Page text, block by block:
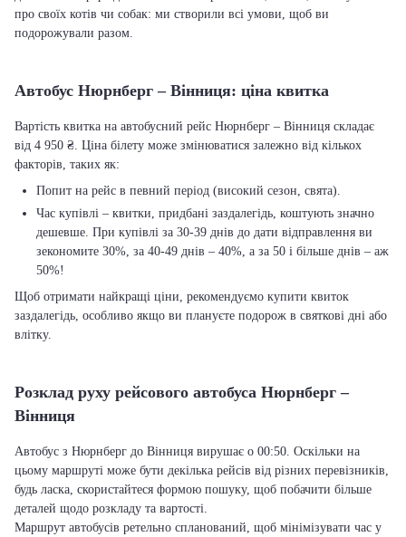
про своїх котів чи собак: ми створили всі умови, щоб ви
подорожували разом.
Автобус Нюрнберг – Вінниця: ціна квитка
Вартість квитка на автобусний рейс Нюрнберг – Вінниця складає
від 4 950 ₴. Ціна білету може змінюватися залежно від кількох
факторів, таких як:
Попит на рейс в певний період (високий сезон, свята).
Час купівлі – квитки, придбані заздалегідь, коштують значно
дешевше. При купівлі за 30-39 днів до дати відправлення ви
зекономите 30%, за 40-49 днів – 40%, а за 50 і більше днів – аж
50%!
Щоб отримати найкращі ціни, рекомендуємо купити квиток
заздалегідь, особливо якщо ви плануєте подорож в святкові дні або
влітку.
Розклад руху рейсового автобуса Нюрнберг –
Вінниця
Автобус з Нюрнберг до Вінниця вирушає о 00:50. Оскільки на
цьому маршруті може бути декілька рейсів від різних перевізників,
будь ласка, скористайтеся формою пошуку, щоб побачити більше
деталей щодо розкладу та вартості.
Маршрут автобусів ретельно спланований, щоб мінімізувати час у